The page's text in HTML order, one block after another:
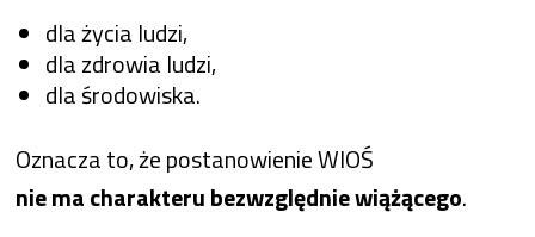
dla życia ludzi,
dla zdrowia ludzi,
dla środowiska.
Oznacza to, że postanowienie WIOŚ
nie ma charakteru bezwzględnie wiążącego.